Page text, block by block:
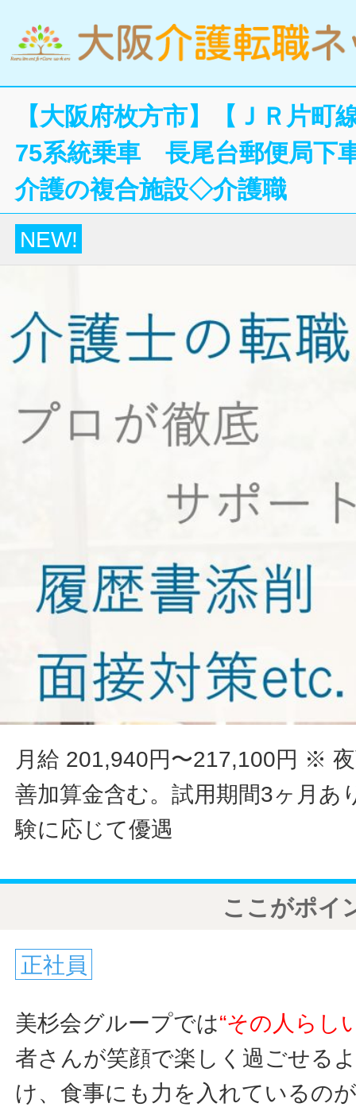
【大阪府枚方市】【ＪＲ片町
75系統乗車 長尾台郵便局下
介護の複合施設◇介護職
NEW!
月給 201,940円〜217,100円 ※ 夜
善加算金含む。試用期間3ヶ月
験に応じて優遇
ここがポイ
正社員
美杉会グループでは“その人らし
者さんが笑顔で楽しく過ごせる
け、食事にも力を入れているの